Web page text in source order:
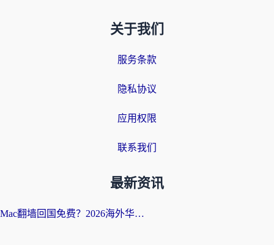
关于我们
服务条款
隐私协议
应用权限
联系我们
最新资讯
Mac翻墙回国免费？2026海外华人亲测：从CCTV5直播到国内APP，这样选加速器才靠谱